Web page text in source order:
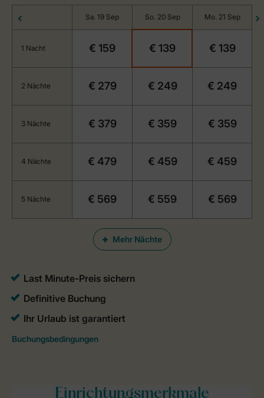
Mehr Nächte
Sa. 19 Sep So. 20 Sep Mo. 21 Sep
1 Nacht € 159 € 139 € 139
2 Nächte € 279 € 249 € 249
3 Nächte € 379 € 359 € 359
4 Nächte € 479 € 459 € 459
5 Nächte € 569 € 559 € 569
Einrichtungsmerkmale